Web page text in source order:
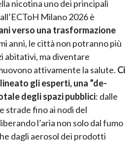
nicotina uno dei principali
Milano 2026 è
verso una trasformazione
anni, le città non potranno più
abitativi, ma diventare
attivamente la salute. Ci
gli esperti, una ”de-
degli spazi pubblici: dalle
strade fino ai nodi del
l’aria non solo dal fumo
dagli aerosol dei prodotti